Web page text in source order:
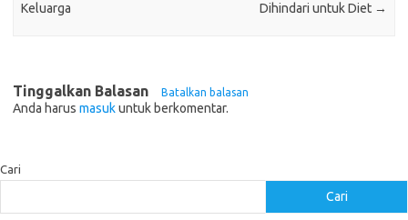
Keluarga
Dihindari untuk Diet →
Tinggalkan Balasan Batalkan balasan
Anda harus masukuntuk berkomentar.
Cari
Cari